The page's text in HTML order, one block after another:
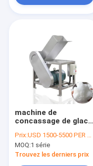
machine de
concassage de glace
Prix:USD 1500-5500 PER SER
MOQ:1 série
Trouvez les derniers prix